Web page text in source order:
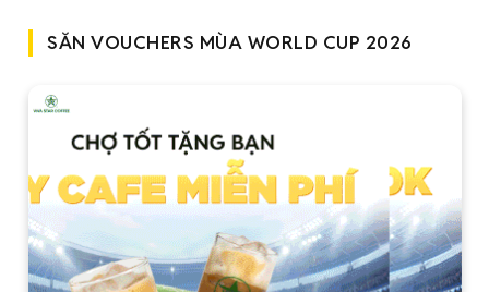
SĂN VOUCHERS MÙA WORLD CUP 2026